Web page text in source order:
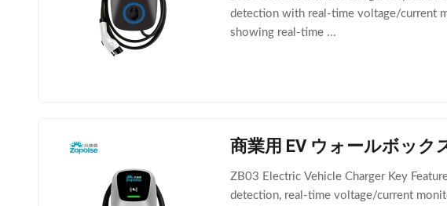
detection with real-time voltage/current
showing real-time ...
商業用 EV ウォールボック
ZB03 Electric Vehicle Charger Key
detection, real-time voltage/current